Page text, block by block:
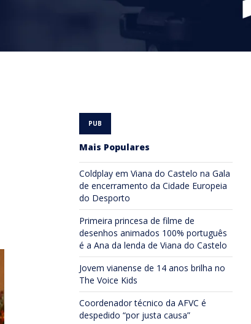
Mais Populares
Coldplay em Viana do Castelo na Gala
de encerramento da Cidade Europeia
do Desporto
Primeira princesa de filme de
desenhos animados 100% português
é a Ana da lenda de Viana do Castelo
Jovem vianense de 14 anos brilha no
The Voice Kids
Coordenador técnico da AFVC é
despedido “por justa causa”